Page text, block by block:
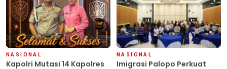
NASIONAL
Kapolri Mutasi 14 Kapolres
NASIONAL
Imigrasi Palopo Perkuat